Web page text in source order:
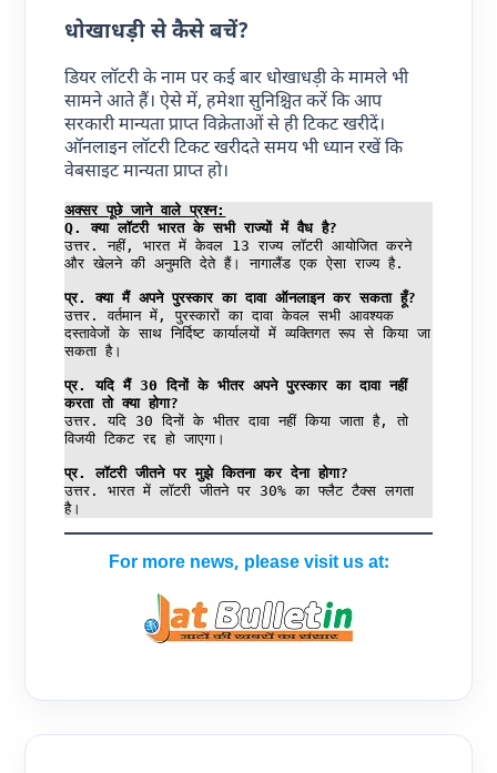
धोखाधड़ी से कैसे बचें?
डियर लॉटरी के नाम पर कई बार धोखाधड़ी के मामले भी
सामने आते हैं। ऐसे में, हमेशा सुनिश्चित करें कि आप
सरकारी मान्यता प्राप्त विक्रेताओं से ही टिकट खरीदें।
ऑनलाइन लॉटरी टिकट खरीदते समय भी ध्यान रखें कि
वेबसाइट मान्यता प्राप्त हो।
अक्सर पूछे जाने वाले प्रश्न:
Q. क्या लॉटरी भारत के सभी राज्यों में वैध है?
उत्तर. नहीं, भारत में केवल 13 राज्य लॉटरी आयोजित करने
और खेलने की अनुमति देते हैं। नागालैंड एक ऐसा राज्य है.
प्र. क्या मैं अपने पुरस्कार का दावा ऑनलाइन कर सकता हूँ?
उत्तर. वर्तमान में, पुरस्कारों का दावा केवल सभी आवश्यक
दस्तावेजों के साथ निर्दिष्ट कार्यालयों में व्यक्तिगत रूप से किया जा
सकता है।
प्र. यदि मैं 30 दिनों के भीतर अपने पुरस्कार का दावा नहीं
करता तो क्या होगा?
उत्तर. यदि 30 दिनों के भीतर दावा नहीं किया जाता है, तो
विजयी टिकट रद्द हो जाएगा।
प्र. लॉटरी जीतने पर मुझे कितना कर देना होगा?
उत्तर. भारत में लॉटरी जीतने पर 30% का फ्लैट टैक्स लगता
है।
For more news, please visit us at: